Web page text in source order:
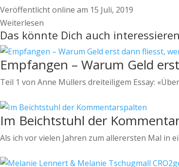
Veröffentlicht online am 15 Juli, 2019
Weiterlesen
Das könnte Dich auch interessieren
Empfangen – Warum Geld
Teil 1 von Anne Müllers dreiteiligem Essay:
Im Beichtstuhl der
Als ich vor vielen Jahren zum allerersten Mal in